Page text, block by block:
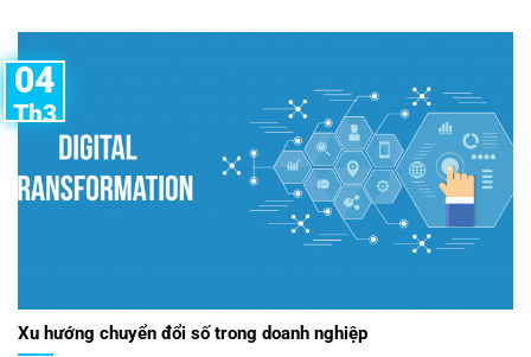
Xu hướng chuyển đổi số trong doanh nghiệp
04
Th3